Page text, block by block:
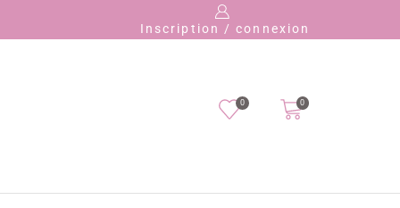
Inscription / connexion
0 0